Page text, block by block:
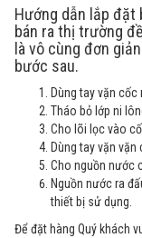
Hướng dẫn lắp đặt
bán ra thị trường
là vô cùng đơn
bước sau.
Dùng tay vặn
Tháo bỏ lớp ni
Cho lõi lọc vào
Dùng tay vặn vặn
Cho nguồn nước
Nguồn nước ra
thiết bị sử dụng.
Để đặt hàng Quý khách